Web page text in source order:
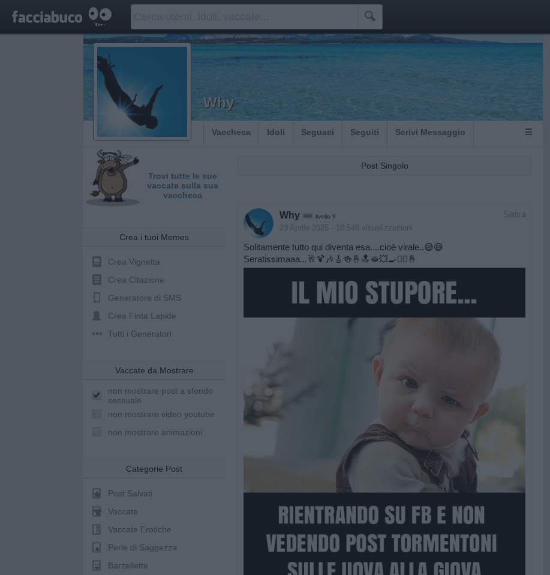

Why
Vaccheca Idoli Seguaci Seguiti Scrivi Messaggio ☰
Trovi tutte le sue
vaccate sulla sua
vaccheca
Crea i tuoi Memes
Crea Vignetta
Crea Citazione
Generatore di SMS
Crea Finta Lapide
Tutti i Generatori
Vaccate da Mostrare
non mostrare post a sfondo
sessuale
non mostrare video youtube
non mostrare animazioni
Categorie Post
Post Salvati
Vaccate
Vaccate Erotiche
Perle di Saggezza
Barzellette
Post Singolo
Satira
Why livello 9
23 Aprile 2025 - 10.546 visualizzazioni
Solitamente tutto qui diventa esa....cioè virale..😅😅
Seratissimaaa...🥂🍹🎶🎸🍻🤞🔝🫦💥🍳🧜‍♀️🤞